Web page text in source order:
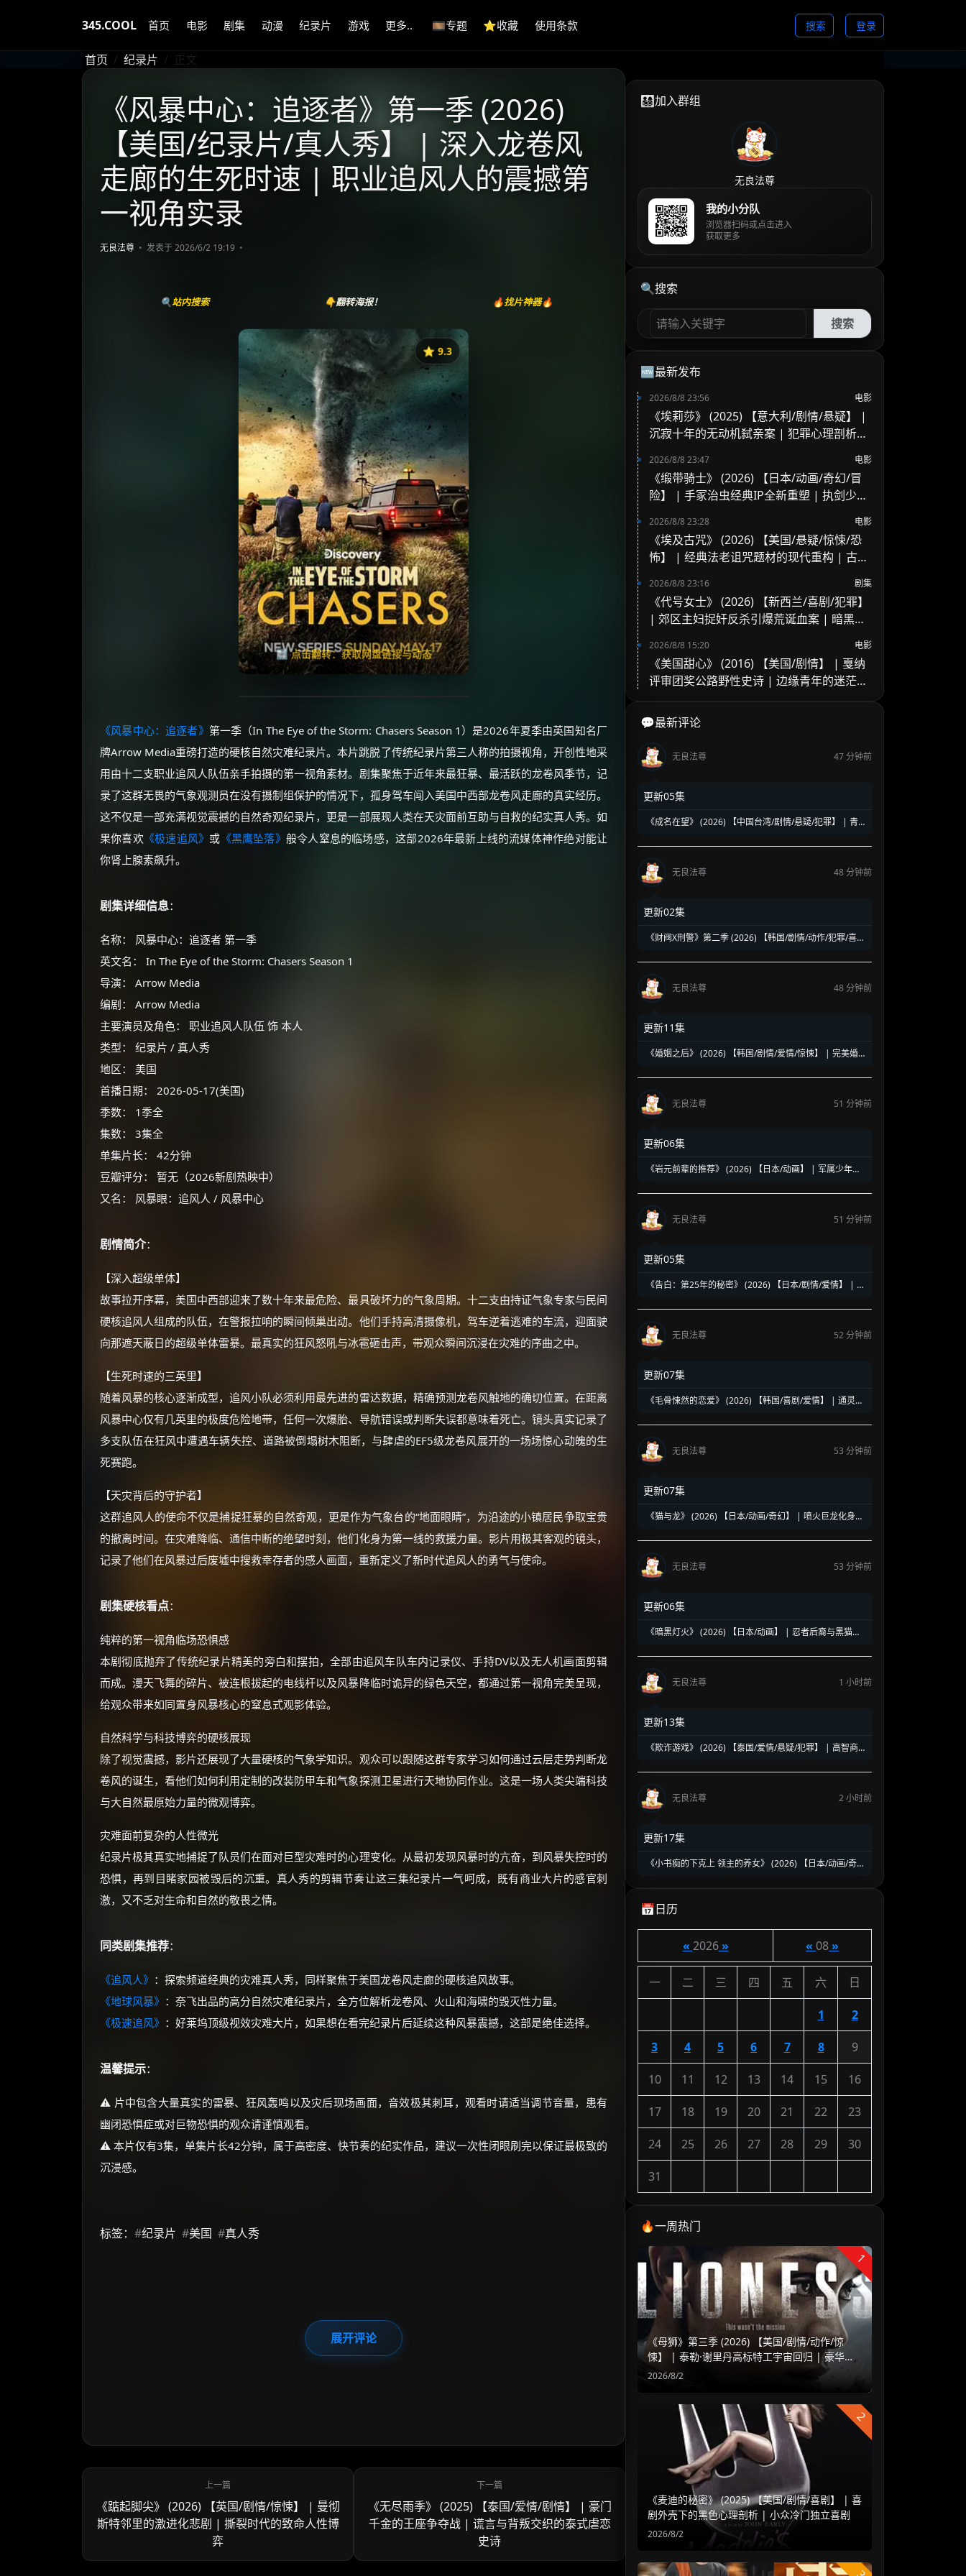
345.COOL 首页 电影 剧集 动漫 纪录片 游戏 更多.. 🎞️专题 ⭐️收藏 使用条款 搜索 登录
首页 纪录片 正文
《风暴中心：追逐者》第一季 (2026)
【美国/纪录片/真人秀】 | 深入龙卷风
走廊的生死时速 | 职业追风人的震撼第
一视角实录
无良法尊 发表于 2026/6/2 19:19
🔍站内搜索 👇翻转海报！ 🔥找片神器🔥
⭐️ 9.3
🔄 点击翻转：获取网盘链接与动态
《In the Eye of the Storm: Chasers》
⭐
收藏
⭐️ 评分：9.3 | 🎬 2026年
📺 连载中
夸克网盘
百度网盘
失效请反馈
🧧️
天天领红包
《风暴中心：追逐者》 第一季（In The Eye of the Storm: Chasers Season 1）是2026年夏季由英国知名厂
牌Arrow Media重磅打造的硬核自然灾难纪录片。本片跳脱了传统纪录片第三人称的拍摄视角，开创性地采
用由十二支职业追风人队伍亲手拍摄的第一视角素材。剧集聚焦于近年来最狂暴、最活跃的龙卷风季节，记
录了这群无畏的气象观测员在没有摄制组保护的情况下，孤身驾车闯入美国中西部龙卷风走廊的真实经历。
这不仅是一部充满视觉震撼的自然奇观纪录片，更是一部展现人类在天灾面前互助与自救的纪实真人秀。如
果你喜欢 《极速追风》 或 《黑鹰坠落》 般令人窒息的临场感，这部2026年最新上线的流媒体神作绝对能让
你肾上腺素飙升。
剧集详细信息：
名称： 风暴中心：追逐者 第一季
英文名： In The Eye of the Storm: Chasers Season 1
导演： Arrow Media
编剧： Arrow Media
主要演员及角色： 职业追风人队伍 饰 本人
类型： 纪录片 / 真人秀
地区： 美国
首播日期： 2026-05-17(美国)
季数： 1季全
集数： 3集全
单集片长： 42分钟
豆瓣评分： 暂无（2026新剧热映中）
又名： 风暴眼：追风人 / 风暴中心
剧情简介：
【深入超级单体】
故事拉开序幕，美国中西部迎来了数十年来最危险、最具破坏力的气象周期。十二支由持证气象专家与民间
硬核追风人组成的队伍，在警报拉响的瞬间倾巢出动。他们手持高清摄像机，驾车逆着逃难的车流，迎面驶
向那遮天蔽日的超级单体雷暴。最真实的狂风怒吼与冰雹砸击声，带观众瞬间沉浸在灾难的序曲之中。
【生死时速的三英里】
随着风暴的核心逐渐成型，追风小队必须利用最先进的雷达数据，精确预测龙卷风触地的确切位置。在距离
风暴中心仅有几英里的极度危险地带，任何一次爆胎、导航错误或判断失误都意味着死亡。镜头真实记录了
多支队伍在狂风中遭遇车辆失控、道路被倒塌树木阻断，与肆虐的EF5级龙卷风展开的一场场惊心动魄的生
死赛跑。
【天灾背后的守护者】
这群追风人的使命不仅是捕捉狂暴的自然奇观，更是作为气象台的“地面眼睛”，为沿途的小镇居民争取宝贵
的撤离时间。在灾难降临、通信中断的绝望时刻，他们化身为第一线的救援力量。影片用极其客观的镜头，
记录了他们在风暴过后废墟中搜救幸存者的感人画面，重新定义了新时代追风人的勇气与使命。
剧集硬核看点：
纯粹的第一视角临场恐惧感
本剧彻底抛弃了传统纪录片精美的旁白和摆拍，全部由追风车队车内记录仪、手持DV以及无人机画面剪辑
而成。漫天飞舞的碎片、被连根拔起的电线杆以及风暴降临时诡异的绿色天空，都通过第一视角完美呈现，
给观众带来如同置身风暴核心的窒息式观影体验。
自然科学与科技博弈的硬核展现
除了视觉震撼，影片还展现了大量硬核的气象学知识。观众可以跟随这群专家学习如何通过云层走势判断龙
卷风的诞生，看他们如何利用定制的改装防甲车和气象探测卫星进行天地协同作业。这是一场人类尖端科技
与大自然最原始力量的微观博弈。
灾难面前复杂的人性微光
纪录片极其真实地捕捉了队员们在面对巨型灾难时的心理变化。从最初发现风暴时的亢奋，到风暴失控时的
恐惧，再到目睹家园被毁后的沉重。真人秀的剪辑节奏让这三集纪录片一气呵成，既有商业大片的感官刺
激，又不乏对生命和自然的敬畏之情。
同类剧集推荐：
《追风人》 ：探索频道经典的灾难真人秀，同样聚焦于美国龙卷风走廊的硬核追风故事。
《地球风暴》 ：奈飞出品的高分自然灾难纪录片，全方位解析龙卷风、火山和海啸的毁灭性力量。
《极速追风》 ：好莱坞顶级视效灾难大片，如果想在看完纪录片后延续这种风暴震撼，这部是绝佳选择。
温馨提示：
⚠️ 片中包含大量真实的雷暴、狂风轰鸣以及灾后现场画面，音效极其刺耳，观看时请适当调节音量，患有
幽闭恐惧症或对巨物恐惧的观众请谨慎观看。
⚠️ 本片仅有3集，单集片长42分钟，属于高密度、快节奏的纪实作品，建议一次性闭眼刷完以保证最极致的
沉浸感。
标签： #纪录片 #美国 #真人秀
展开评论
《踮起脚尖》 (2026) 【英国/剧情/惊悚】 | 曼彻
斯特邻里的激进化悲剧 | 撕裂时代的致命人性博
弈
《无尽雨季》 (2025) 【泰国/爱情/剧情】 | 豪门
千金的王座争夺战 | 谎言与背叛交织的泰式虐恋
史诗
👨‍👩‍👧‍👦加入群组
无良法尊
我的小分队
浏览器扫码或点击进入
获取更多
🔍搜索
搜索
🆕最新发布
2026/8/8 23:56 电影
《埃莉莎》 (2025) 【意大利/剧情/悬疑】 |
沉寂十年的无动机弑亲案 | 犯罪心理剖析与
2026/8/8 23:47 电影
《缎带骑士》 (2026) 【日本/动画/奇幻/冒
险】 | 手冢治虫经典IP全新重塑 | 执剑少女
2026/8/8 23:28 电影
《埃及古咒》 (2026) 【美国/悬疑/惊悚/恐
怖】 | 经典法老诅咒题材的现代重构 | 古老
2026/8/8 23:16 剧集
《代号女士》 (2026) 【新西兰/喜剧/犯罪】
| 郊区主妇捉奸反杀引爆荒诞血案 | 暗黑黑
2026/8/8 15:20 电影
《美国甜心》 (2016) 【美国/剧情】 | 戛纳
评审团奖公路野性史诗 | 边缘青年的迷茫、
💬最新评论
无良法尊 47 分钟前
更新05集
《成名在望》 (2026) 【中国台湾/剧情/悬疑/犯罪】 | 青
无良法尊 48 分钟前
更新02集
《财阀X刑警》第二季 (2026) 【韩国/剧情/动作/犯罪/喜
碰撞
无良法尊
48 分钟前
更新11集
《婚姻之后》 (2026) 【韩国/剧情/爱情/惊悚】 | 完美婚
无良法尊 51 分钟前
更新06集
《岩元前辈的推荐》 (2026) 【日本/动画】 | 军属少年的
无良法尊 51 分钟前
更新05集
《告白：第25年的秘密》 (2026) 【日本/剧情/爱情】 | 松
无良法尊 52 分钟前
更新07集
《毛骨悚然的恋爱》 (2026) 【韩国/喜剧/爱情】 | 通灵继
无良法尊 53 分钟前
更新07集
《猫与龙》 (2026) 【日本/动画/奇幻】 | 喷火巨龙化身暖
无良法尊 53 分钟前
更新06集
《暗黑灯火》 (2026) 【日本/动画】 | 忍者后裔与黑猫凶
无良法尊 1 小时前
更新13集
《欺诈游戏》 (2026) 【泰国/爱情/悬疑/犯罪】 | 高智商
无良法尊 2 小时前
更新17集
《小书痴的下克上 领主的养女》 (2026) 【日本/动画/奇
📅日历
« 2026» « 08»
一 二 三 四 五 六 日
1 2
3 4 5 6 7 8 9
10 11 12 13 14 15 16
17 18 19 20 21 22 23
24 25 26 27 28 29 30
31
🔥一周热门
1
《母狮》第三季 (2026) 【美国/剧情/动作/惊
悚】 | 泰勒·谢里丹高标特工宇宙回归 | 豪华阵
容延续高水准硬核谍战
2026/8/2
2
《麦迪的秘密》 (2025) 【美国/剧情/喜剧】 | 喜
剧外壳下的黑色心理剖析 | 小众冷门独立喜剧
2026/8/2
🧧 福利领取站 ×
☕
你需要的各种会员，都可低价购买！
如夸克12个月送14天 最低75元！
价格有浮动，请直接搜索查最低价！
还有支付宝现金红包、外卖红包、
☕ 海外大侠？通过 Ko-fi 赐茶